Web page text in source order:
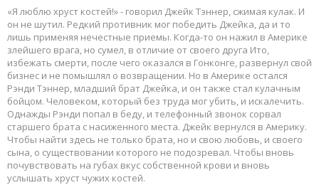
«Я люблю хруст костей!» - говорил Джейк Тэннер, сжимая кулак. И
он не шутил. Редкий противник мог победить Джейка, да и то
лишь применяя нечестные приемы. Когда-то он нажил в Америке
злейшего врага, но сумел, в отличие от своего друга Ито,
избежать смерти, после чего оказался в Гонконге, развернул свой
бизнес и не помышлял о возвращении. Но в Америке остался
Рэнди Тэннер, младший брат Джейка, и он также стал кулачным
бойцом. Человеком, который без труда мог убить, и искалечить.
Однажды Рэнди попал в беду, и телефонный звонок сорвал
старшего брата с насиженного места. Джейк вернулся в Америку.
Чтобы найти здесь не только брата, но и свою любовь, и своего
сына, о существовании которого не подозревал. Чтобы вновь
почувствовать на губах вкус собственной крови и вновь
услышать хруст чужих костей.